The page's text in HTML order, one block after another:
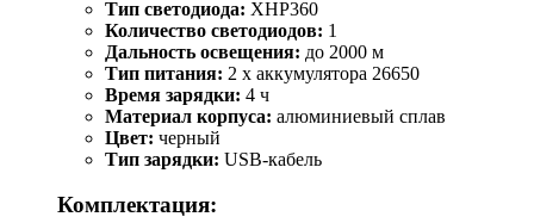
Тип светодиода: XHP360
Количество светодиодов: 1
Дальность освещения: до 2000 м
Тип питания: 2 x аккумулятора 26650
Время зарядки: 4 ч
Материал корпуса: алюминиевый сплав
Цвет: черный
Тип зарядки: USB-кабель
Комплектация: